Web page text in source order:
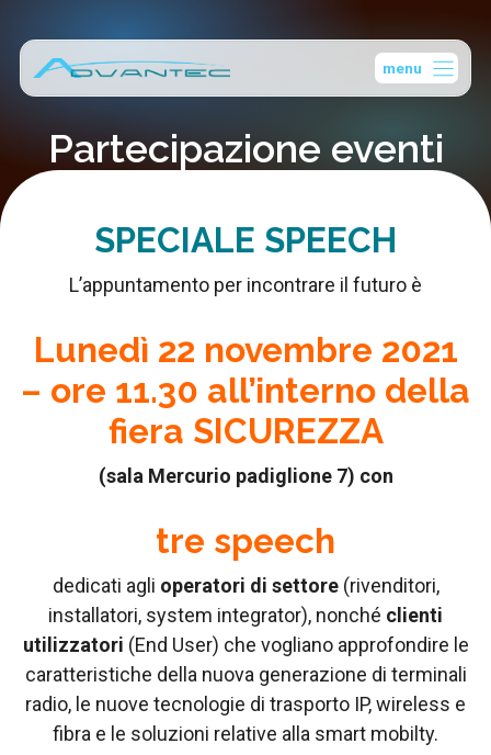
contenuto
menu
Partecipazione eventi
SPECIALE SPEECH
L’appuntamento per incontrare il futuro è
Lunedì 22 novembre 2021
– ore 11.30 all’interno della
fiera SICUREZZA
(sala Mercurio padiglione 7) con
tre speech
dedicati agli operatori di settore(rivenditori,
installatori, system integrator), nonché clienti
utilizzatori (End User) che vogliano approfondire le
caratteristiche della nuova generazione di terminali
radio, le nuove tecnologie di trasporto IP, wireless e
fibra e le soluzioni relative alla smart mobilty.